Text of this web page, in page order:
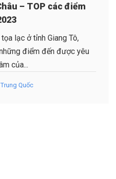
– TOP các điểm
lạc ở tỉnh Giang Tô,
điểm đến được yêu
của...
Quốc